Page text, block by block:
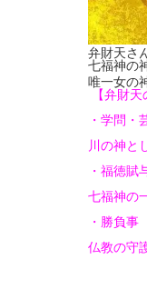
弁財天さ
七福神の
唯一女の
【弁財天
・学問・
川の神と
・福徳賦
七福神の
・勝負事
仏教の守